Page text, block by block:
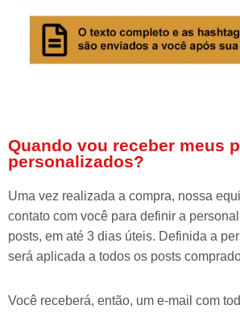
Quando vou receber meus
personalizados?
Uma vez realizada a compra, nossa
contato com você para definir a
posts, em até 3 dias úteis. Definida a
será aplicada a todos os posts
Você receberá, então, um e-mail com